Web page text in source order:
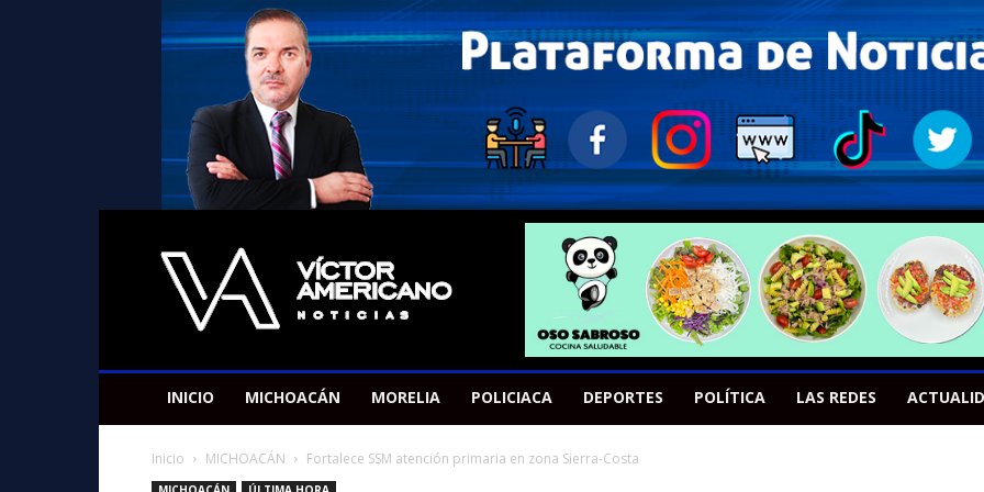
Americano
Victor
INICIO MICHOACÁN MORELIA POLICIACA DEPORTES POLÍTICA LAS REDES
Inicio MICHOACÁN Fortalece SSM atención primaria en zona Sierra-Costa